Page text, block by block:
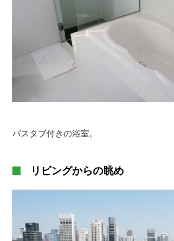
バスタブ付きの浴室。
リビングからの眺め